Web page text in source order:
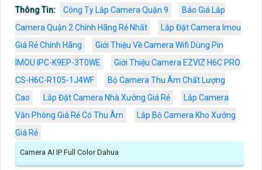
Thông Tin: Công Ty Lắp Camera Quận 9
Báo Giá Lắp
Camera Quận 2 Chính Hãng Rẻ Nhất
Lắp Đặt Camera Imou
Giá Rẻ Chính Hãng
Giới Thiệu Về Camera Wifi Dùng Pin
IMOU IPC-K9EP-3T0WE
Giới Thiệu Camera EZVIZ H6C PRO
CS-H6C-R105-1J4WF
Bộ Camera Thu Âm Chất Lượng
Cao
Lắp Đặt Camera Nhà Xưởng Giá Rẻ
Lắp Camera
Văn Phòng Giá Rẻ Có Thu Âm
Lắp Bộ Camera Kho Xưởng
Giá Rẻ
Camera AI IP Full Color Dahua